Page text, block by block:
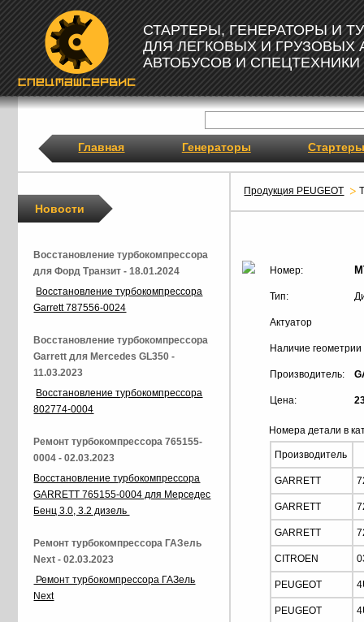
СТАРТЕРЫ, ГЕНЕРАТОРЫ И
ДЛЯ ЛЕГКОВЫХ И ГРУЗОВЫХ
АВТОБУСОВ И СПЕЦТЕХНИКИ
Главная Генераторы Стартеры
Продукция PEUGEOT
Номер:
Тип:
Актуатор
Наличие геометрии
Производитель:
Цена:
Номера детали в
Производитель
GARRETT
GARRETT
GARRETT
CITROEN
PEUGEOT
PEUGEOT
Новости
Восстановление турбокомпрессора
для Форд Транзит - 18.01.2024
Восстановление турбокомпрессора
Garrett 787556-0024
Восстановление турбокомпрессора
Garrett для Mercedes GL350 -
11.03.2023
Восстановление турбокомпрессора
802774-0004
Ремонт турбокомпрессора 765155-
0004 - 02.03.2023
Восстановление турбокомпрессора
GARRETT 765155-0004 для Мерседес
Бенц 3.0, 3.2 дизель
Ремонт турбокомпрессора ГАЗель
Next - 02.03.2023
Ремонт турбокомпрессора ГАЗель
Next